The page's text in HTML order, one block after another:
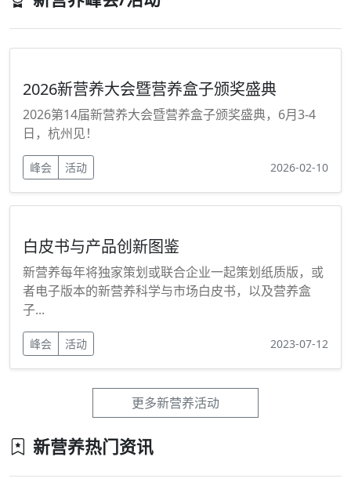
2026新营养大会暨营养盒子颁奖盛典
2026第14届新营养大会暨营养盒子颁奖盛典，6月3-4
日，杭州见！
峰会 活动 2026-02-10
白皮书与产品创新图鉴
新营养每年将独家策划或联合企业一起策划纸质版，或
者电子版本的新营养科学与市场白皮书，以及营养盒
子...
峰会 活动 2023-07-12
更多新营养活动
新营养热门资讯